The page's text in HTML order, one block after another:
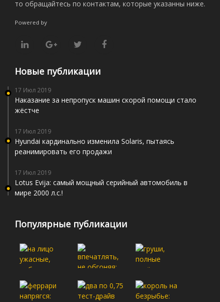
то обращайтесь по контактам, которые указанны ниже.
Powered by
Новые публикации
17 Июл 2019
Наказание за непропуск машин скорой помощи стало
жёстче
17 Июл 2019
Hyundai кардинально изменила Solaris, пытаясь
реанимировать его продажи
17 Июл 2019
Lotus Evija: самый мощный серийный автомобиль в
мире 2000 л.с.!
Популярные публикации